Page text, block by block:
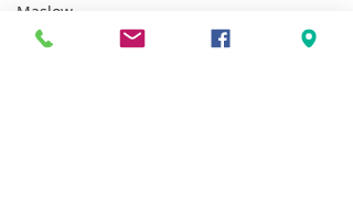
Maslow
Ανάγκες